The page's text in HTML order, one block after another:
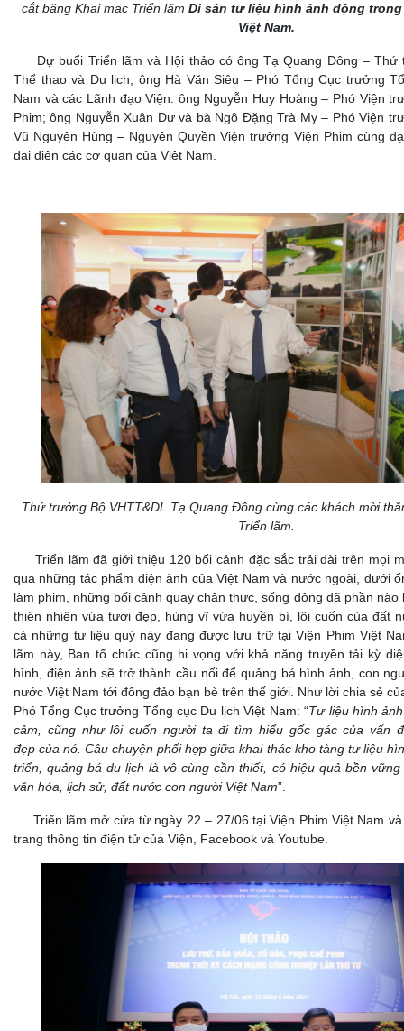
cắt băng Khai mạc Triển lãm Di sản tư liệu hình ảnh động
Việt Nam.
Dự buổi Triển lãm và Hội thảo có ông Tạ Quang Đông – Thứ
Thể thao và Du lịch; ông Hà Văn Siêu – Phó Tổng Cục trưởng
Nam và các Lãnh đạo Viện: ông Nguyễn Huy Hoàng – Phó Viện
Phim; ông Nguyễn Xuân Dư và bà Ngô Đặng Trà My – Phó Viện
Vũ Nguyên Hùng – Nguyên Quyền Viện trưởng Viện Phim cùng
đại diện các cơ quan của Việt Nam.
Thứ trưởng Bộ VHTT&DL Tạ Quang Đông cùng các khách mời
Triển lãm.
Triển lãm đã giới thiệu 120 bối cảnh đặc sắc trải dài trên mọi
qua những tác phẩm điện ảnh của Việt Nam và nước ngoài, dưới
làm phim, những bối cảnh quay chân thực, sống động đã phần
thiên nhiên vừa tươi đẹp, hùng vĩ vừa huyền bí, lôi cuốn của đất
cả những tư liệu quý này đang được lưu trữ tại Viện Phim Việt
lãm này, Ban tổ chức cũng hi vọng với khả năng truyền tải kỳ
hình, điện ảnh sẽ trở thành cầu nối để quảng bá hình ảnh, con
nước Việt Nam tới đông đảo bạn bè trên thế giới. Như lời chia sẻ
Phó Tổng Cục trưởng Tổng cục Du lịch Việt Nam: “Tư liệu hình
cảm, cũng như lôi cuốn người ta đi tìm hiểu gốc gác của vấn
đẹp của nó. Câu chuyện phối hợp giữa khai thác kho tàng tư liệu
triển, quảng bá du lịch là vô cùng cần thiết, có hiệu quả bền
văn hóa, lịch sử, đất nước con người Việt Nam”.
Triển lãm mở cửa từ ngày 22 – 27/06 tại Viện Phim Việt Nam
trang thông tin điện tử của Viện, Facebook và Youtube.